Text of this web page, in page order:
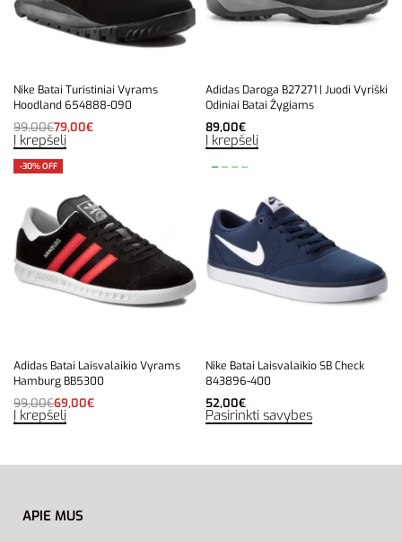
Nike Batai Turistiniai Vyrams
Hoodland 654888-090
99,00€79,00€
Į krepšelį
Adidas Daroga B27271 | Juodi Vyriški
Odiniai Batai Žygiams
89,00€
Į krepšelį
-30% OFF
Adidas Batai Laisvalaikio Vyrams
Hamburg BB5300
99,00€69,00€
Į krepšelį
Nike Batai Laisvalaikio SB Check
843896-400
52,00€
Pasirinkti savybes
APIE MUS